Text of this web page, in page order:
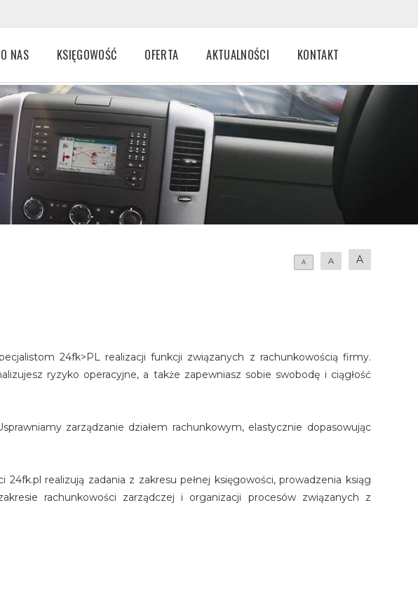
O NAS
CO NAS WYRÓŻNIA?
RODO
O NAS
KARIERA W 24FK.PL
KSIĘGOWOŚĆ
KSIĘGOWOŚĆ
KADRY I PŁACE
DORADZTWO GOSPODARCZE
OFERTA
OUTSOURCING KSIĘGOWY
OUTSOURCING KADROWO-PŁACOWY
DORADZTWO GOSPODARCZE W OUTSOURCINGU
AKTUALNOŚCI
KOSZTY, CZY TYLKO WYDATKI?
AKTUALNOŚCI
KONTAKT
A A A
24fk>PL realizacji funkcji związanych z rachunkowością firmy.
ryzyko operacyjne, a także zapewniasz sobie swobodę i ciągłość
zarządzanie działem rachunkowym, elastycznie dopasowując
realizują zadania z zakresu pełnej księgowości, prowadzenia ksiąg
rachunkowości zarządczej i organizacji procesów związanych z